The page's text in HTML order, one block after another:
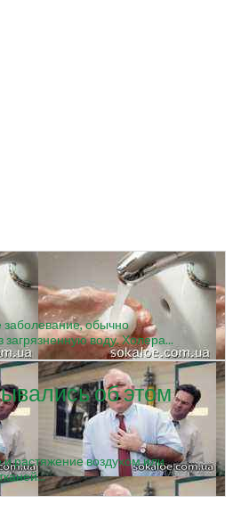
заболевание, обычно
загрязненную воду. Холера...
об этом
растяжение воздухом или